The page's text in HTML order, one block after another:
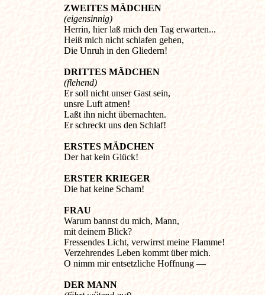
ZWEITES MÄDCHEN
(eigensinnig)
Herrin, hier laß mich den Tag erwarten...
Heiß mich nicht schlafen gehen,
Die Unruh in den Gliedern!
DRITTES MÄDCHEN
(flehend)
Er soll nicht unser Gast sein,
unsre Luft atmen!
Laßt ihn nicht übernachten.
Er schreckt uns den Schlaf!
ERSTES MÄDCHEN
Der hat kein Glück!
ERSTER KRIEGER
Die hat keine Scham!
FRAU
Warum bannst du mich, Mann,
mit deinem Blick?
Fressendes Licht, verwirrst meine Flamme!
Verzehrendes Leben kommt über mich.
O nimm mir entsetzliche Hoffnung —
DER MANN